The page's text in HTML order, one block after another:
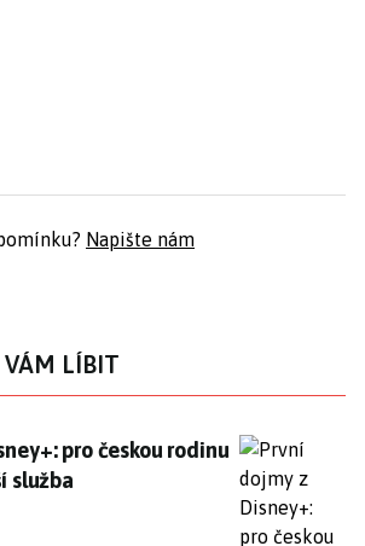
Napište nám
VÁM LÍBIT
pro českou rodinu zatím asi
pro českou rodinu
služba